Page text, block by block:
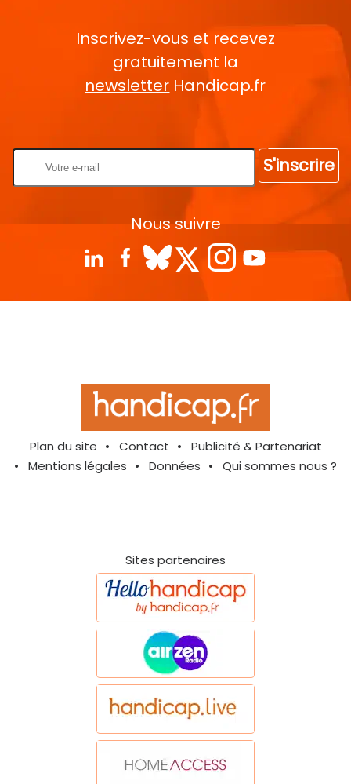
Inscrivez-vous et recevez
gratuitement la
newsletter Handicap.fr
S'inscrire
Nous suivre
Plan du site Contact
Publicité & Partenariat
Mentions légales
Données Qui sommes nous ?
Sites partenaires